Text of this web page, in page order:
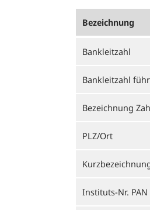
Bezeichnung
Bankleitzahl
Bankleitzahl
Bezeichnung
PLZ/Ort
Instituts-Nr. PAN